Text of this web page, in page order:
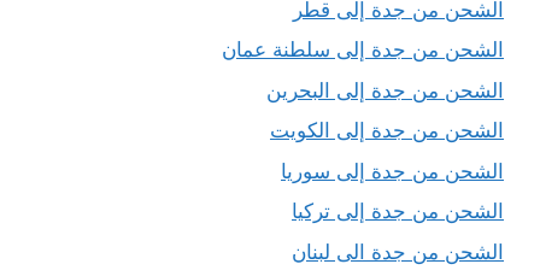
الشحن من جدة إلى قطر
الشحن من جدة إلى سلطنة عمان
الشحن من جدة إلى البحرين
الشحن من جدة إلى الكويت
الشحن من جدة إلى سوريا
الشحن من جدة إلى تركيا
الشحن من جدة الى لبنان